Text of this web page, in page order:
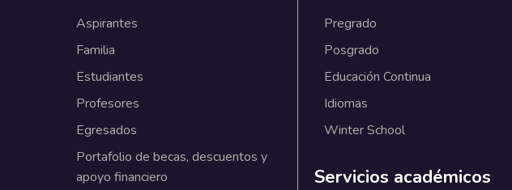
Aspirantes
Familia
Estudiantes
Profesores
Egresados
Portafolio de becas, descuentos y
apoyo financiero
Pregrado
Posgrado
Educación Continua
Idiomas
Winter School
Servicios académicos